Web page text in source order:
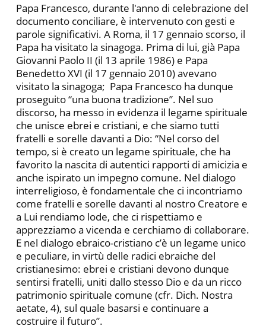
Papa Francesco, durante l'anno di celebrazione del
documento conciliare, è intervenuto con gesti e
parole significativi. A Roma, il 17 gennaio scorso, il
Papa ha visitato la sinagoga. Prima di lui, già Papa
Giovanni Paolo II (il 13 aprile 1986) e Papa
Benedetto XVI (il 17 gennaio 2010) avevano
visitato la sinagoga; Papa Francesco ha dunque
proseguito “una buona tradizione”. Nel suo
discorso, ha messo in evidenza il legame spirituale
che unisce ebrei e cristiani, e che siamo tutti
fratelli e sorelle davanti a Dio: “Nel corso del
tempo, si è creato un legame spirituale, che ha
favorito la nascita di autentici rapporti di amicizia e
anche ispirato un impegno comune. Nel dialogo
interreligioso, è fondamentale che ci incontriamo
come fratelli e sorelle davanti al nostro Creatore e
a Lui rendiamo lode, che ci rispettiamo e
apprezziamo a vicenda e cerchiamo di collaborare.
E nel dialogo ebraico-cristiano c’è un legame unico
e peculiare, in virtù delle radici ebraiche del
cristianesimo: ebrei e cristiani devono dunque
sentirsi fratelli, uniti dallo stesso Dio e da un ricco
patrimonio spirituale comune (cfr. Dich. Nostra
aetate, 4), sul quale basarsi e continuare a
costruire il futuro”.